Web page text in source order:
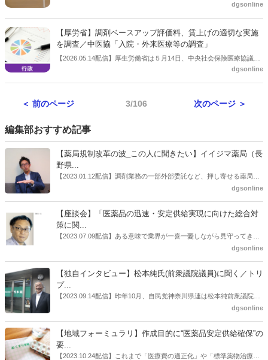
見を行った。６月の総会で会長交代を予定している三木田慎也会長
局について患者の支持を得てきたとの信念を改めて語り、「門前薬局
等立地依存減算」に対して「減算というのはペナルティに対して使う
言葉。門前薬局は何一つペナルティとなることはしていない」と語っ
た。
dgsonline
【厚労省】調剤ベースアップ評価料、賃上げの適切な実施
を調査／中医協「入院・外来医療等の調査」
【2026.05.14配信】厚生労働省は５月14日、中央社会保険医療協議会
を開いた。診療報酬調査専門組織「入院・外来医療等の調査・評価分
dgsonline
＜ 前のページ 3/106 次のページ ＞
編集部おすすめ記事
【薬局規制改革の波_この人に聞きたい】イイジマ薬局（長
野県...
【2023.01.12配信】調剤業務の一部外部委託など、押し寄せる薬局業
界への規制改革の波。この規制改革の波を薬局業界はどう受け止めた
はないだろうか。本紙ではこうした問題について、厚労省「薬局薬剤
師の業務及び薬局の機能に関するワーキンググループ」に参考人とし
ても出席していたイイジマ薬局（長野県上田市）開設者である飯島裕
dgsonline
【座談会】「医薬品の迅速・安定供給実現に向けた総合対
策に関...
【2023.07.09配信】ある意味で業界が一喜一憂しながら見守ってきた
厚労省「医薬品の迅速・安定供給実現に向けた総合対策に関する有識
書がとりまとめられた。ドラビズon-lineでは検討会を総括する目的で
厚労省医政局医薬産業振興・医療情報企画課長（医薬産業振興・医療
情報企画課セルフケア・セルフメディケーション推進室長併任）安藤
公一氏や青山学院大学名誉教授の三村優美子氏、 日本保険薬局協会医
dgsonline
【独自インタビュー】松本純氏(前衆議院議員)に聞く／トリ
プ...
【2023.09.14配信】昨年10月、自民党神奈川県連は松本純前衆議院議
員を「自民党神奈川1区」（横浜市中区・磯子区・金沢区）の支部長
候補の前提となるもの。薬剤師に関わる政策に広く・深く関わってき
た同氏の復活に向けた薬剤師業界の期待には熱いものがある。不透明
感の払拭できない医療・介護・障害者サービスのトリプル改定等へ
dgsonline
【地域フォーミュラリ】作成目的に“医薬品安定供給確保”の
要...
【2023.10.24配信】これまで「医療費の適正化」や「標準薬物治療の